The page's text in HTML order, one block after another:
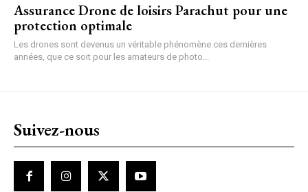
Assurance Drone de loisirs Parachut pour une
protection optimale
Les drones sont devenus un véritable phénomène ces dernières
années, que ce soit pour les amateurs de photo...
Suivez-nous